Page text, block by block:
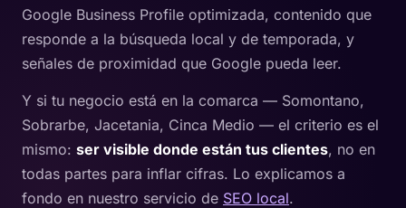
Google Business Profile optimizada, contenido que
responde a la búsqueda local y de temporada, y
señales de proximidad que Google pueda leer.
Y si tu negocio está en la comarca — Somontano,
Sobrarbe, Jacetania, Cinca Medio — el criterio es el
mismo: ser visible donde están tus clientes, no en
todas partes para inflar cifras. Lo explicamos a
fondo en nuestro servicio de SEO local.